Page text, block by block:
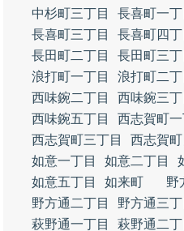
中杉町三丁目
長喜町一丁
長喜町三丁目
長喜町四丁
長田町二丁目
長田町三丁
浪打町一丁目
浪打町二丁
西味鋺二丁目
西味鋺三丁
西味鋺五丁目
西志賀町一
西志賀町三丁目
西志賀町
如意一丁目
如意二丁目
如意五丁目
如来町
野
野方通二丁目
野方通三丁
萩野通一丁目
萩野通二丁